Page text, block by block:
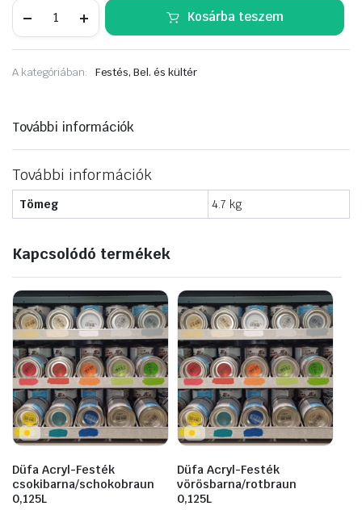
Acryl
3
mennyiség
Kosárba teszem
A kategóriában: Festés, Bel. és kültér
További információk
További információk
Tömeg 4.7 kg
Kapcsolódó termékek
Düfa Acryl-Festék
csokibarna/schokobraun
0,125L
Düfa Acryl-Festék
vörösbarna/rotbraun
0,125L